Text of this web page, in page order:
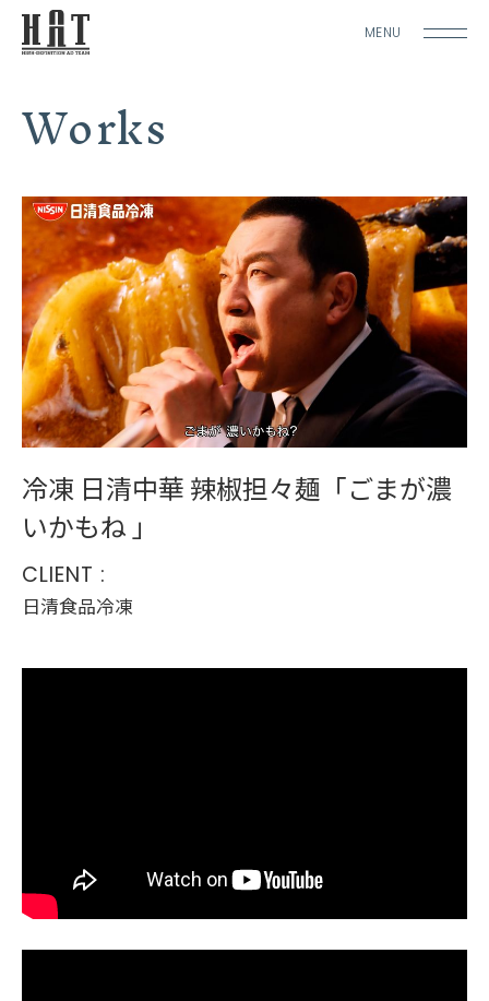
MENU
Works
冷凍 日清中華 辣椒担々麺「ごまが濃
いかもね 」
CLIENT :
日清食品冷凍